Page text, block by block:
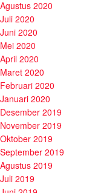
Agustus 2020
Juli 2020
Juni 2020
Mei 2020
April 2020
Maret 2020
Februari 2020
Januari 2020
Desember 2019
November 2019
Oktober 2019
September 2019
Agustus 2019
Juli 2019